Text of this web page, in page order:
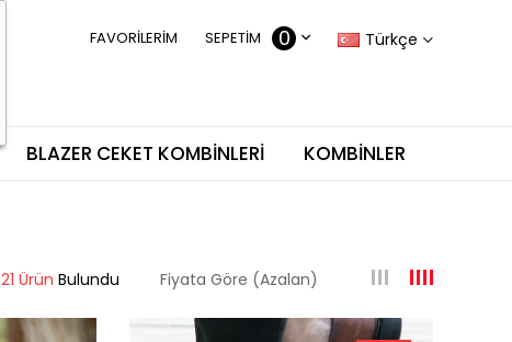
Türkçe
SEPETIM 0
FAVORILERIM
BLAZER CEKET KOMBINLERI KOMBINLER
Fiyata Göre (Azalan)
21 Ürün